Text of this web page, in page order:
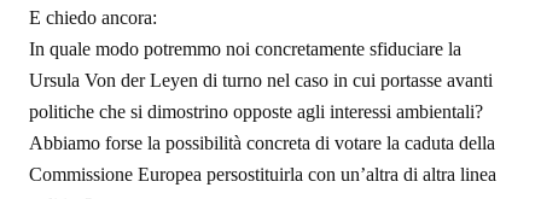
E chiedo ancora:
In quale modo potremmo noi concretamente sfiduciare la
Ursula Von der Leyen di turno nel caso in cui portasse avanti
politiche che si dimostrino opposte agli interessi ambientali?
Abbiamo forse la possibilità concreta di votare la caduta della
Commissione Europea persostituirla con un’altra di altra linea